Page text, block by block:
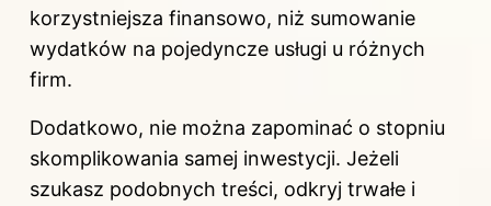
korzystniejsza finansowo, niż sumowanie
wydatków na pojedyncze usługi u różnych
firm.
Dodatkowo, nie można zapominać o stopniu
skomplikowania samej inwestycji. Jeżeli
szukasz podobnych treści, odkryj trwałe i